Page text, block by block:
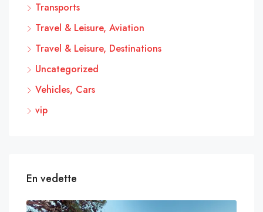
Transports
Travel & Leisure, Aviation
Travel & Leisure, Destinations
Uncategorized
Vehicles, Cars
vip
En vedette